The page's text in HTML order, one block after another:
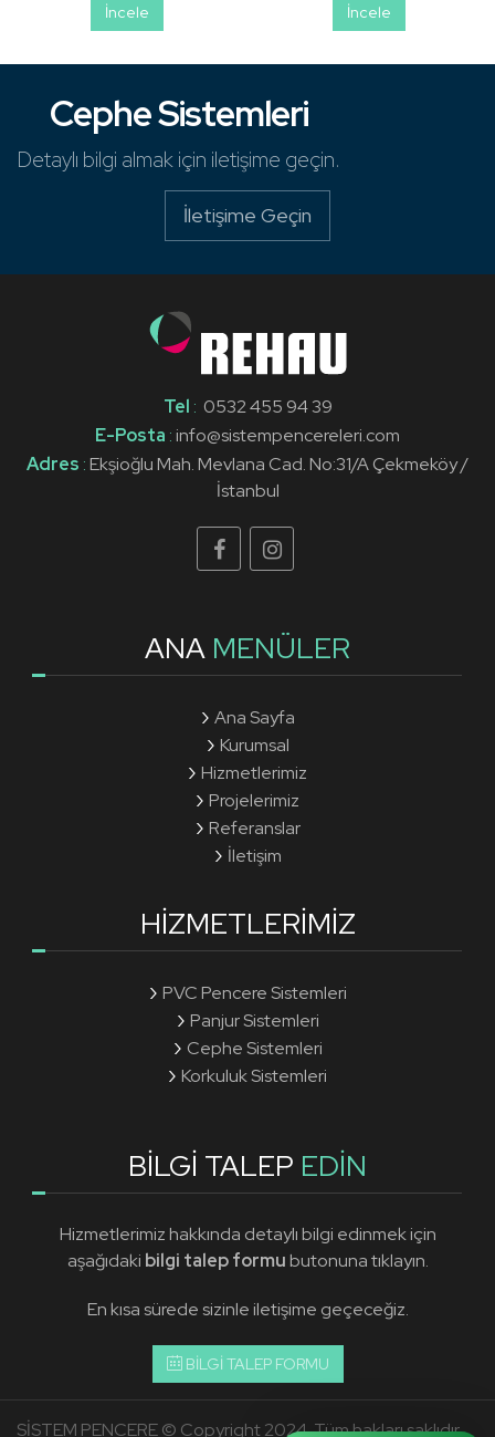
İncele İncele
PVC Pencere Sistemleri
Panjur Sistemleri
Cephe Sistemleri
Korkuluk Sistemleri
ve dahası...
Sistem Pencere'de
PVC Pencere Sistemleri
Detaylı bilgi almak için iletişime geçin.
İletişime Geçin
Tel : 0532 455 94 39
E-Posta :info@sistempencereleri.com
Adres :Ekşioğlu Mah. Mevlana Cad. No:31/A Çekmeköy /
İstanbul
ANA MENÜLER
Ana Sayfa
Kurumsal
Hizmetlerimiz
Projelerimiz
Referanslar
İletişim
HIZMETLERIMIZ
PVC Pencere Sistemleri
Panjur Sistemleri
Cephe Sistemleri
Korkuluk Sistemleri
BİLGİ TALEP EDİN
Hizmetlerimiz hakkında detaylı bilgi edinmek için
aşağıdaki bilgi talep formubutonuna tıklayın.
En kısa sürede sizinle iletişime geçeceğiz.
BİLGİ TALEP FORMU
SİSTEM PENCERE © Copyright 2024. Tüm hakları saklıdır.